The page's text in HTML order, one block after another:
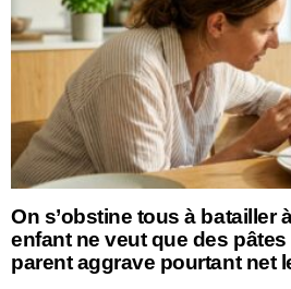
On s’obstine tous à batailler
enfant ne veut que des pâtes
parent aggrave pourtant net